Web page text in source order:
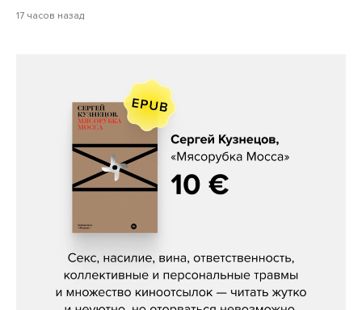
17 часов назад
Сергей Кузнецов, «Мясорубка